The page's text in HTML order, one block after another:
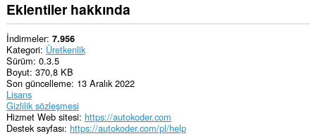
tray.
Eklentiler hakkında
İndirmeler 7.956
Kategori Üretkenlik
Sürüm 0.3.5
Boyut 370,8 KB
Son güncelleme 13 Aralık 2022
Lisans
Gizlilik sözleşmesi
Hizmet Web sitesi https://autokoder.com
Destek sayfası https://autokoder.com/pl/help